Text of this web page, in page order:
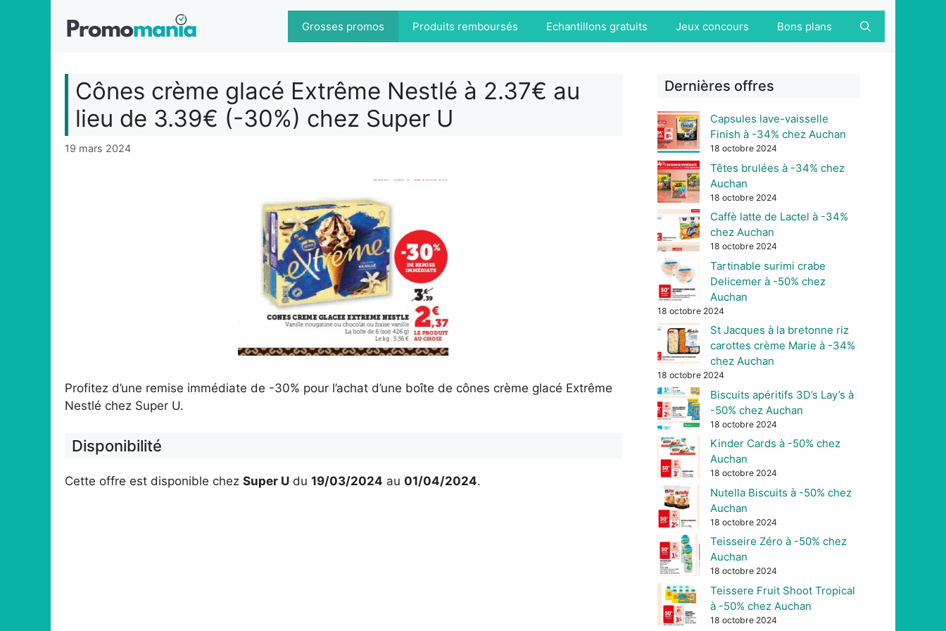
Grosses promos Produits remboursés Echantillons gratuits Jeux concours Bons plans
Cônes crème glacé Extrême Nestlé à 2.37€ au
lieu de 3.39€ (-30%) chez Super U
19 mars 2024
Profitez d’une remise immédiate de -30% pour l’achat d’une boîte de cônes crème glacé Extrême
Nestlé chez Super U.
Disponibilité
Cette offre est disponible chez Super U du 19/03/2024 au 01/04/2024.
Dernières offres
Capsules lave-vaisselle
Finish à -34% chez Auchan
18 octobre 2024
Têtes brulées à -34% chez
Auchan
18 octobre 2024
Caffè latte de Lactel à -34%
chez Auchan
18 octobre 2024
Tartinable surimi crabe
Delicemer à -50% chez
Auchan
18 octobre 2024
St Jacques à la bretonne riz
carottes crème Marie à -34%
chez Auchan
18 octobre 2024
Biscuits apéritifs 3D’s Lay’s à
-50% chez Auchan
18 octobre 2024
Kinder Cards à -50% chez
Auchan
18 octobre 2024
Nutella Biscuits à -50% chez
Auchan
18 octobre 2024
Teisseire Zéro à -50% chez
Auchan
18 octobre 2024
Teissere Fruit Shoot Tropical
à -50% chez Auchan
18 octobre 2024